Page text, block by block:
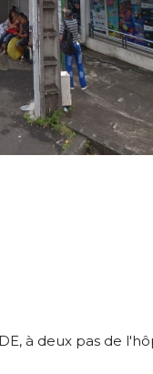
à deux pas de